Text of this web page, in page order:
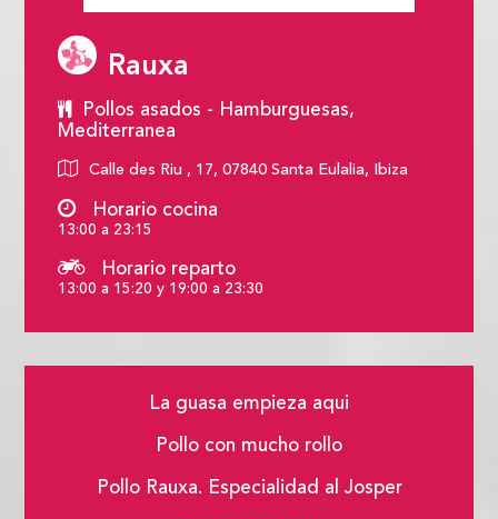
Rauxa
Pollos asados - Hamburguesas,
Mediterranea
Calle des Riu , 17, 07840 Santa Eulalia, Ibiza
Horario cocina
13:00 a 23:15
Horario reparto
13:00 a 15:20 y 19:00 a 23:30
La guasa empieza aqui
Pollo con mucho rollo
Pollo Rauxa. Especialidad al Josper